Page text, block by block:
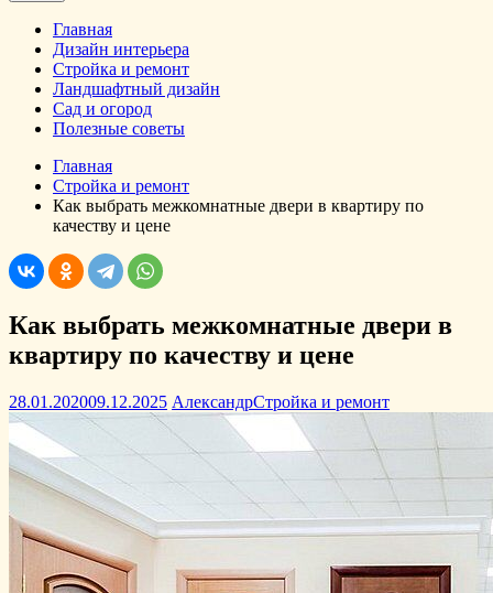
Главная
Дизайн интерьера
Стройка и ремонт
Ландшафтный дизайн
Сад и огород
Полезные советы
Главная
Стройка и ремонт
Как выбрать межкомнатные двери в квартиру по
качеству и цене
Как выбрать межкомнатные двери в
квартиру по качеству и цене
28.01.202009.12.2025 АлександрСтройка и ремонт